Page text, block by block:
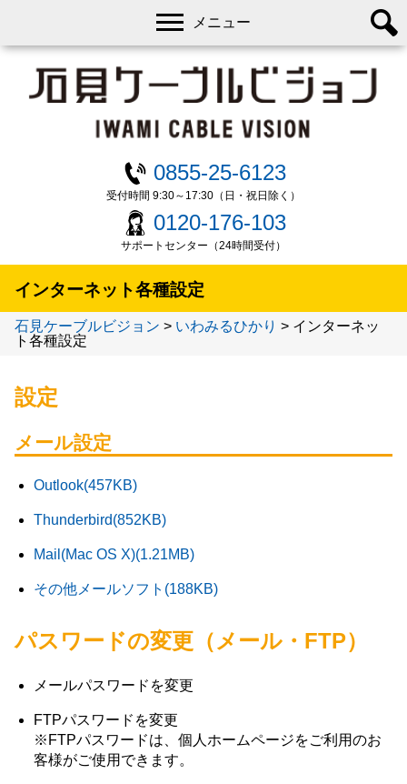
0855-25-6123
受付時間 9:30～17:30（日・祝日除く）
0120-176-103
サポートセンター（24時間受付）
メニュー
インターネット各種設定
石見ケーブルビジョン > いわみるひかり > インターネッ
ト各種設定
設定
メール設定
Outlook(457KB)
Thunderbird(852KB)
Mail(Mac OS X)(1.21MB)
その他メールソフト(188KB)
パスワードの変更（メール・FTP）
メールパスワードを変更
FTPパスワードを変更
※FTPパスワードは、個人ホームページをご利用のお
客様がご使用できます。